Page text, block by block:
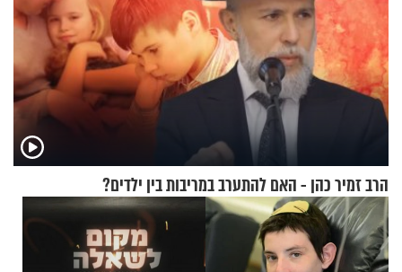
הרב זמיר כהן - האם להתערב במריבות בין ילדים?